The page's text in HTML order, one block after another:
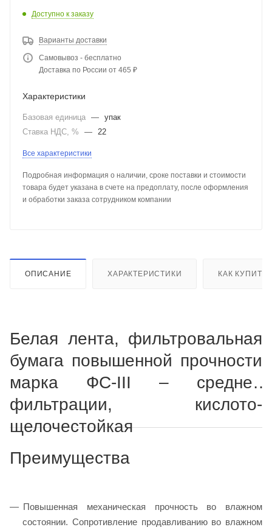
Доступно к заказу
Варианты доставки
Самовывоз - бесплатно
Доставка по России от 465 ₽
Характеристики
Базовая единица — упак
Ставка НДС, %
— 22
Все характеристики
Подробная информация о наличии, сроке поставки и стоимости
товара будет указана в счете на предоплату, после оформления
и обработки заказа сотрудником компании
ОПИСАНИЕ ХАРАКТЕРИСТИКИ КАК КУПИТЬ
Белая лента, фильтровальная
бумага повышенной прочности
марка ФС-III – средней
фильтрации, кислото-
щелочестойкая
Преимущества
Повышенная механическая прочность во влажном
состоянии. Сопротивление продавливанию во влажном